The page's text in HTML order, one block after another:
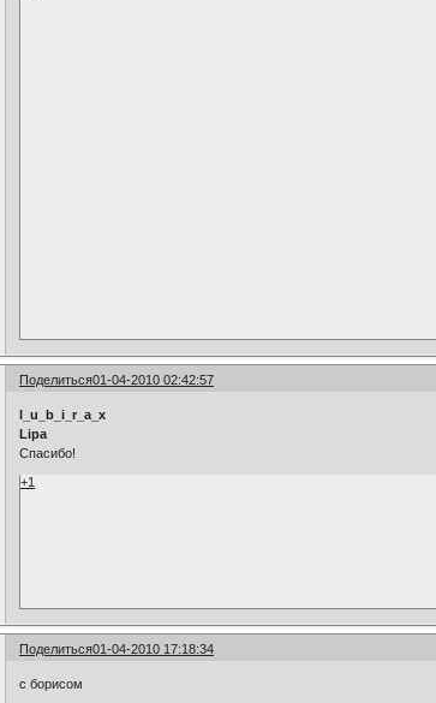
Поделиться01-04-2010 02:42:57
l_u_b_i_r_a_x
Lipa
Спасибо!
+1
Поделиться01-04-2010 17:18:34
с борисом